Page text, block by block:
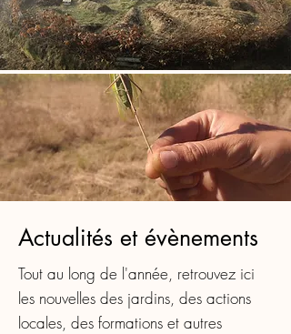
Actualités et évènements
Tout au long de l'année, retrouvez ici
les nouvelles des jardins, des actions
locales, des formations et autres